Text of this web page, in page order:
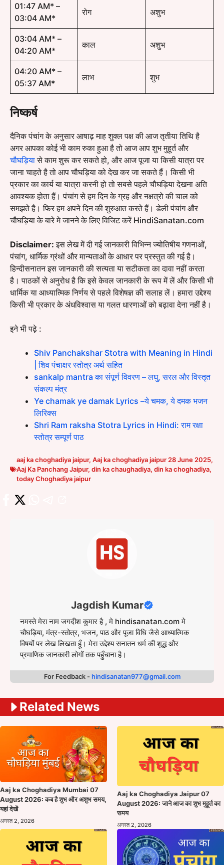
01:47 AM* –
03:04 AM*
रोग अशुभ
03:04 AM* –
04:20 AM*
काल अशुभ
04:20 AM* –
05:37 AM*
लाभ शुभ
निष्कर्ष
दैनिक पंचांग के अनुसार आषाढ़ माह शुक्ल पक्ष की आज तृतीया तिथि है
अगर आपका कोई भी काम रुका हुआ है तो आज आप शुभ मुहूर्त और
चौघड़ियासे काम शुरू कर सकते हो, और आज पूजा या किसी यात्रा पर
जाना चाहते है तो आप चौघड़िया को देख कर जा सकते हैं। किसी भी
प्रकार का कार्य या यात्रा करनी हो तो सबसे पहले चौघड़िया देखना अति
आवश्यक होता हैं। पंचांग से हम दिन के ग्रह और नक्षत्रो की चाल को
समझते है। फिर हम अपने दिन की शुरुआत करते हैं। डेली पंचांग और
चौघड़िया के बारे मे जानने के लिए विजिट करें HindiSanatan.com
Disclaimer: इस लेख में दी गई जानकारी विभिन्न ज्योतिषीय गणनाओं,
पंचांग, धार्मिक ग्रंथों और मान्यताओं के आधार पर प्रस्तुत की गई है।
हिन्दीसनातन इस जानकारी की सत्यता या सटीकता का दावा नहीं करता
है। पाठकों से अनुरोध है कि इसे केवल जानकारी के रूप में लें और किसी भी
धार्मिक या आध्यात्मिक निर्णय से पहले विशेषज्ञ की सलाह लें। हमारा उद्देश्य
किसी भी प्रकार के अंधविश्वास या गलत धारणाओं को बढ़ावा देना नहीं है।
इने भी पढ़े :
Shiv Panchakshar Stotra with Meaning in Hindi
| शिव पंचाक्षर स्तोत्र अर्थ सहित
sankalp mantra का संपूर्ण विवरण – लघु, सरल और विस्तृत
संकल्प मंत्र
Ye chamak ye damak Lyrics –ये चमक, ये दमक भजन
लिरिक्स
Shri Ram raksha Stotra Lyrics in Hindi: राम रक्षा
स्तोत्र सम्पूर्ण पाठ
aaj ka choghadiya jaipur, Aaj ka choghadiya jaipur 28 June 2025,
Aaj Ka Panchang Jaipur, din ka chaughadiya, din ka choghadiya,
today Choghadiya jaipur
Jagdish Kumar
नमस्ते मेरा नाम जगदीश कुमार है , मे hindisanatan.com मे
चौघड़िया, मंत्र-स्तोत्र, भजन, पाठ और पूजा विधि जैसे आध्यात्मिक
विषयों पर लेख लिखता हूँ। मेरा उद्देश्य सनातन धर्म की शुद्ध और
प्रमाणिक जानकारी लोगों तक पहुँचाना है।
For Feedback - hindisanatan977@gmail.com
Related News
Aaj ka Choghadiya Mumbai 07
August 2026: कब है शुभ और अशुभ समय,
यहां देखें
अगस्त 2, 2026
Aaj ka Choghadiya Jaipur 07
August 2026: जाने आज का शुभ मुहूर्त का
समय
अगस्त 2, 2026